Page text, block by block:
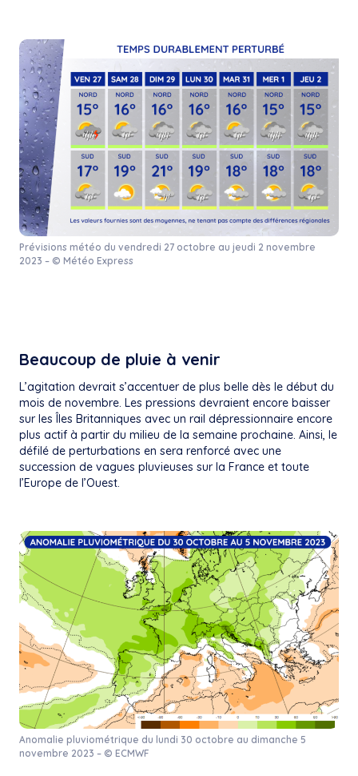
Prévisions météo du vendredi 27 octobre au jeudi 2 novembre
2023 – © Météo Express
Beaucoup de pluie à venir
L’agitation devrait s’accentuer de plus belle dès le début du
mois de novembre. Les pressions devraient encore baisser
sur les Îles Britanniques avec un rail dépressionnaire encore
plus actif à partir du milieu de la semaine prochaine. Ainsi, le
défilé de perturbations en sera renforcé avec une
succession de vagues pluvieuses sur la France et toute
l’Europe de l’Ouest.
Anomalie pluviométrique du lundi 30 octobre au dimanche 5
novembre 2023 – © ECMWF